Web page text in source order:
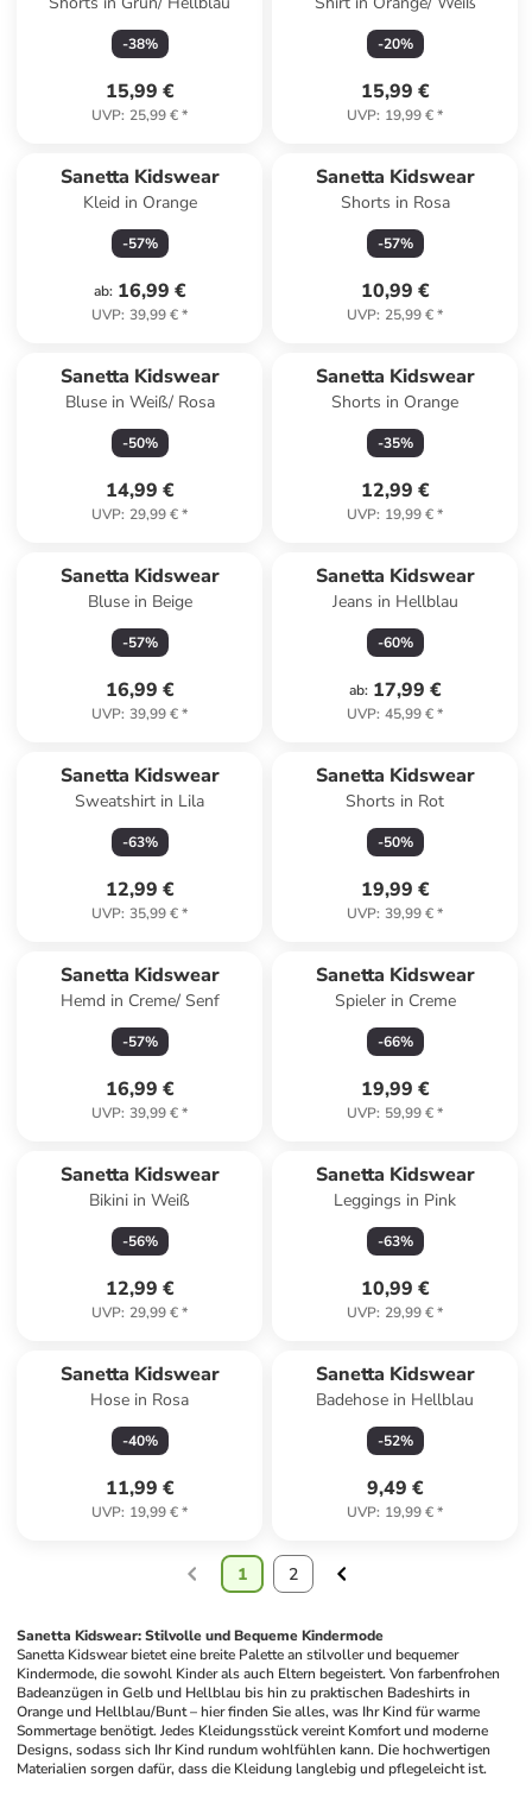
-38%
15,99 €
UVP: 25,99 €*
-20%
15,99 €
UVP: 19,99 €*
Sanetta Kidswear
Kleid in Orange
-57%
ab: 16,99 €
UVP: 39,99 €*
Sanetta Kidswear
Shorts in Rosa
-57%
10,99 €
UVP: 25,99 €*
Sanetta Kidswear
Bluse in Weiß/ Rosa
-50%
14,99 €
UVP: 29,99 €*
Sanetta Kidswear
Shorts in Orange
-35%
12,99 €
UVP: 19,99 €*
Sanetta Kidswear
Bluse in Beige
-57%
16,99 €
UVP: 39,99 €*
Sanetta Kidswear
Jeans in Hellblau
-60%
ab: 17,99 €
UVP: 45,99 €*
Sanetta Kidswear
Sweatshirt in Lila
-63%
12,99 €
UVP: 35,99 €*
Sanetta Kidswear
Shorts in Rot
-50%
19,99 €
UVP: 39,99 €*
Sanetta Kidswear
Hemd in Creme/ Senf
-57%
16,99 €
UVP: 39,99 €*
Sanetta Kidswear
Spieler in Creme
-66%
19,99 €
UVP: 59,99 €*
Sanetta Kidswear
Bikini in Weiß
-56%
12,99 €
UVP: 29,99 €*
Sanetta Kidswear
Leggings in Pink
-63%
10,99 €
UVP: 29,99 €*
Sanetta Kidswear
Hose in Rosa
-40%
11,99 €
UVP: 19,99 €*
Sanetta Kidswear
Badehose in Hellblau
-52%
9,49 €
UVP: 19,99 €*
1 2
Sanetta Kidswear: Stilvolle und Bequeme Kindermode
Sanetta Kidswear bietet eine breite Palette an stilvoller und bequemer
Kindermode, die sowohl Kinder als auch Eltern begeistert. Von farbenfrohen
Badeanzügen in Gelb und Hellblau bis hin zu praktischen Badeshirts in
Orange und Hellblau/Bunt – hier finden Sie alles, was Ihr Kind für warme
Sommertage benötigt. Jedes Kleidungsstück vereint Komfort und moderne
Designs, sodass sich Ihr Kind rundum wohlfühlen kann. Die hochwertigen
Materialien sorgen dafür, dass die Kleidung langlebig und pflegeleicht ist.